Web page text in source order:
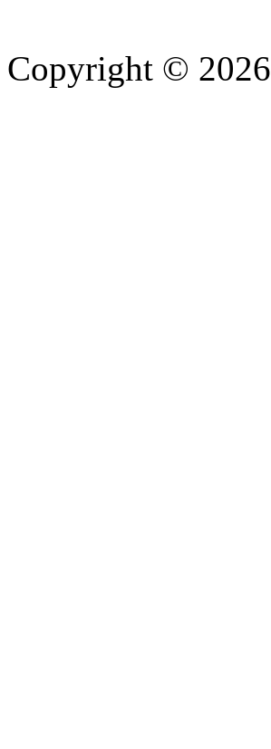
Copyright © 2026